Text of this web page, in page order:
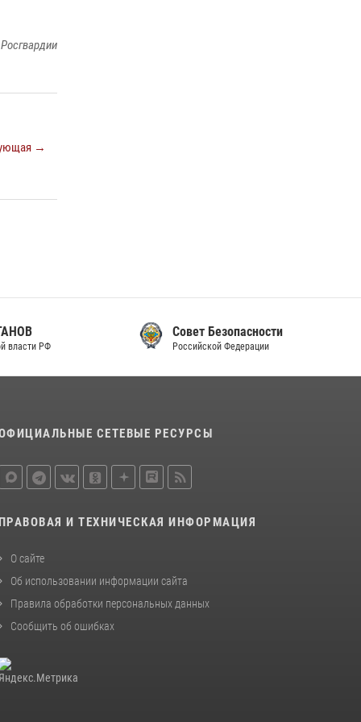
→
Совет Безопасности
Российской Федерации
СЕТЕВЫЕ РЕСУРСЫ
ПРАВОВАЯ И ТЕХНИЧЕСКАЯ ИНФОРМАЦИЯ
О сайте
Об использовании информации сайта
Правила обработки персональных данных
Сообщить об ошибках